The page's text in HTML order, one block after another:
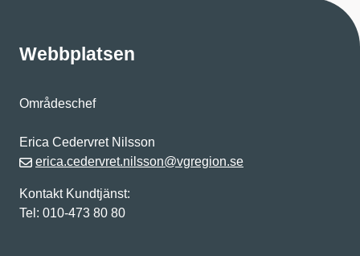
Webbplatsen
Områdeschef
Erica Cedervret Nilsson
erica.cedervret.nilsson@vgregion.se
Kontakt Kundtjänst:
Tel: 010-473 80 80